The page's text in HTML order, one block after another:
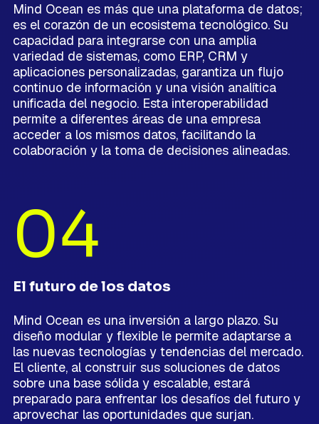
Mind Ocean es más que una plataforma de datos;
es el corazón de un ecosistema tecnológico. Su
capacidad para integrarse con una amplia
variedad de sistemas, como ERP, CRM y
aplicaciones personalizadas, garantiza un flujo
continuo de información y una visión analítica
unificada del negocio. Esta interoperabilidad
permite a diferentes áreas de una empresa
acceder a los mismos datos, facilitando la
colaboración y la toma de decisiones alineadas.
04
El futuro de los datos
Mind Ocean es una inversión a largo plazo. Su
diseño modular y flexible le permite adaptarse a
las nuevas tecnologías y tendencias del mercado.
El cliente, al construir sus soluciones de datos
sobre una base sólida y escalable, estará
preparado para enfrentar los desafíos del futuro y
aprovechar las oportunidades que surjan.